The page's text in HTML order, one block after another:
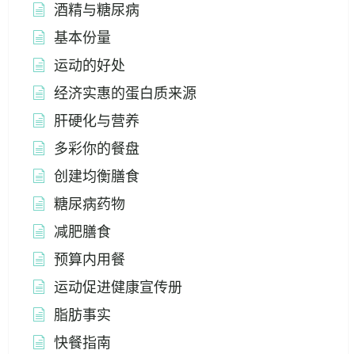
酒精与糖尿病
基本份量
运动的好处
经济实惠的蛋白质来源
肝硬化与营养
多彩你的餐盘
创建均衡膳食
糖尿病药物
减肥膳食
预算内用餐
运动促进健康宣传册
脂肪事实
快餐指南